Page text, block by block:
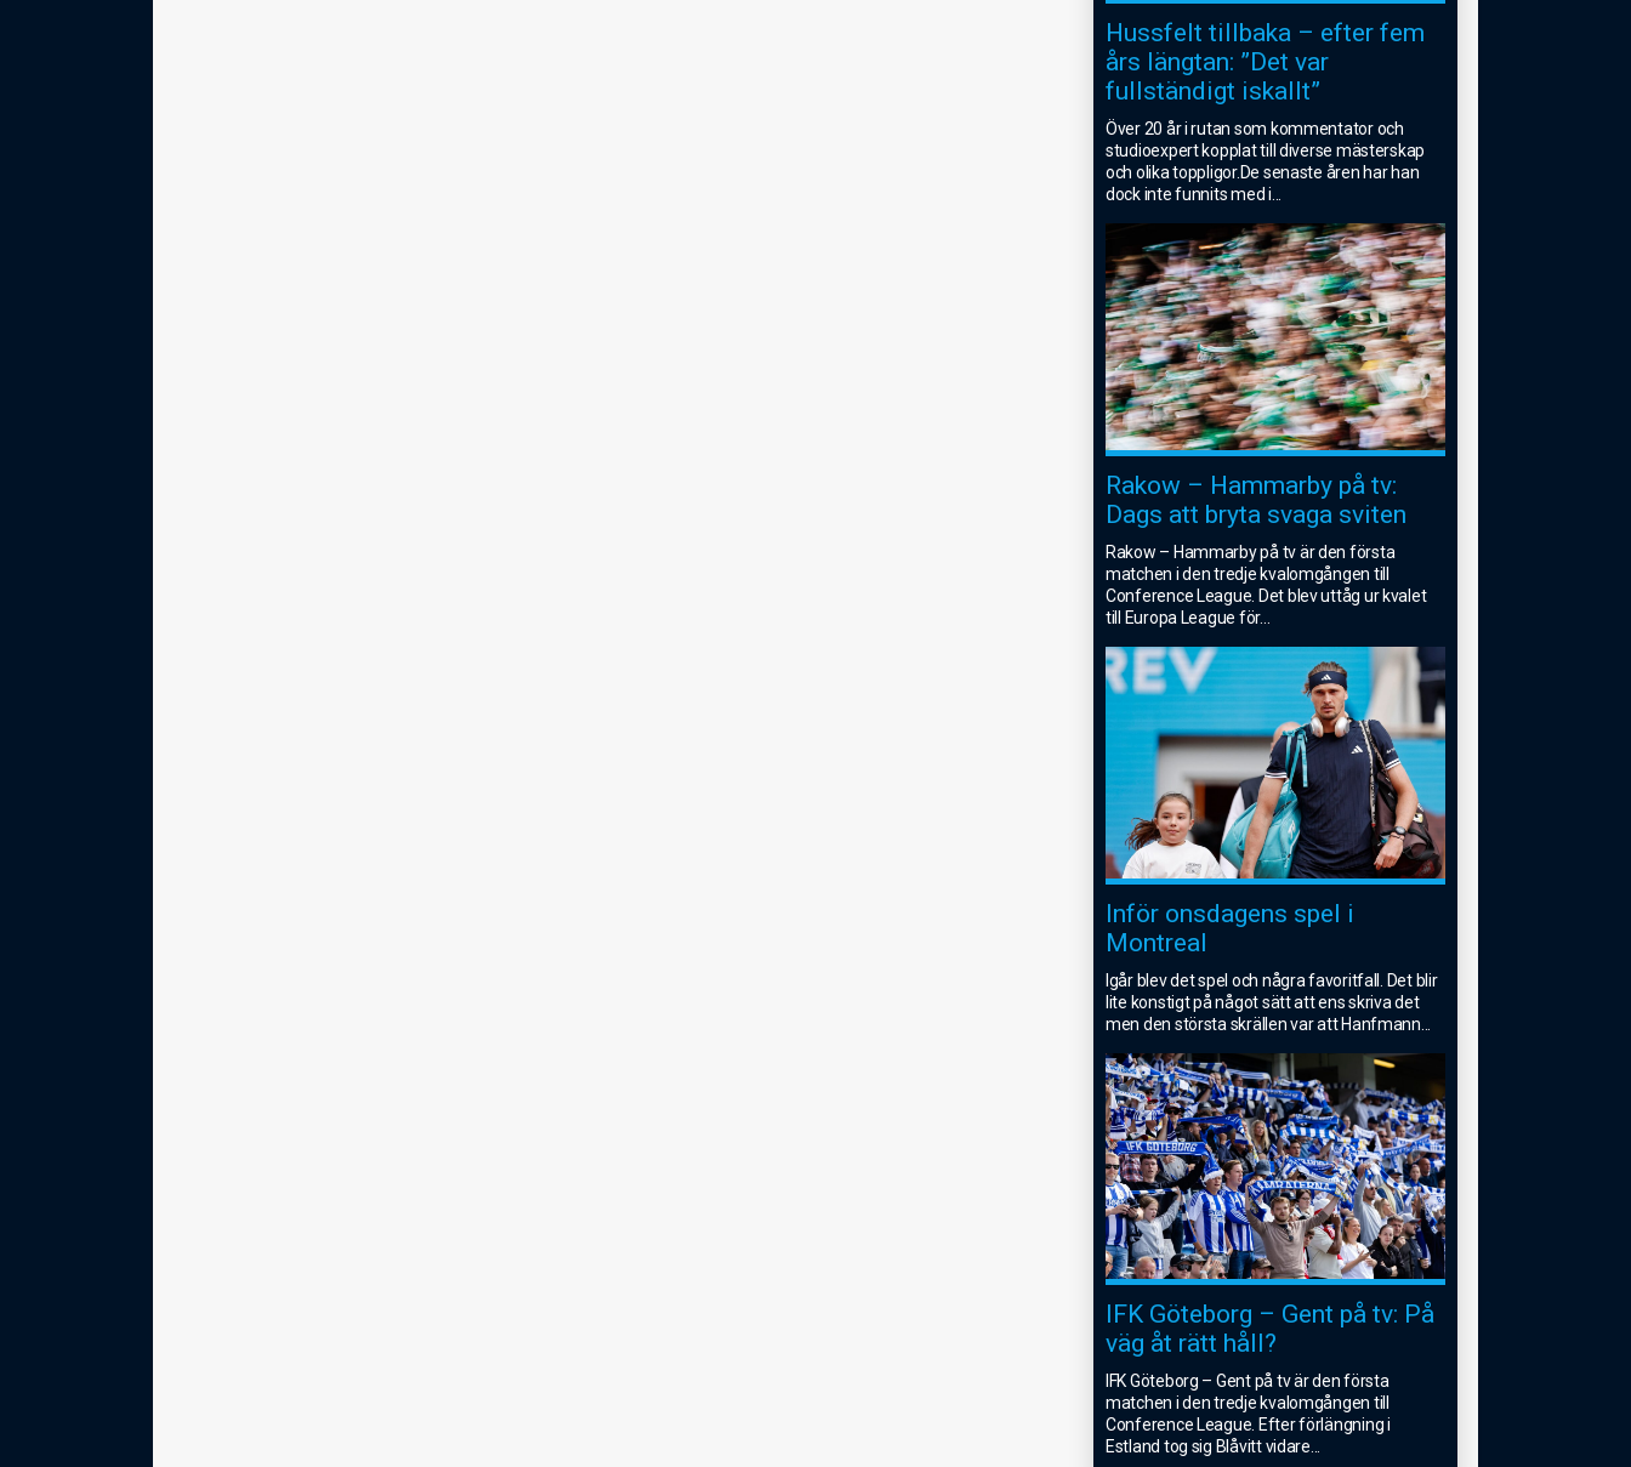
Hussfelt tillbaka – efter fem
års längtan: ”Det var
fullständigt iskallt”
Över 20 år i rutan som kommentator och
studioexpert kopplat till diverse mästerskap
och olika toppligor.De senaste åren har han
dock inte funnits med i
Rakow – Hammarby på tv:
Dags att bryta svaga sviten
Rakow – Hammarby på tv är den första
matchen i den tredje kvalomgången till
Conference League. Det blev uttåg ur kvalet
till Europa League för...
Inför onsdagens spel i
Montreal
Igår blev det spel och några favoritfall. Det blir
lite konstigt på något sätt att ens skriva det
men den största skrällen var att Hanfmann
IFK Göteborg – Gent på tv: På
väg åt rätt håll?
IFK Göteborg – Gent på tv är den första
matchen i den tredje kvalomgången till
Conference League. Efter förlängning i
Estland tog sig Blåvitt vidare...